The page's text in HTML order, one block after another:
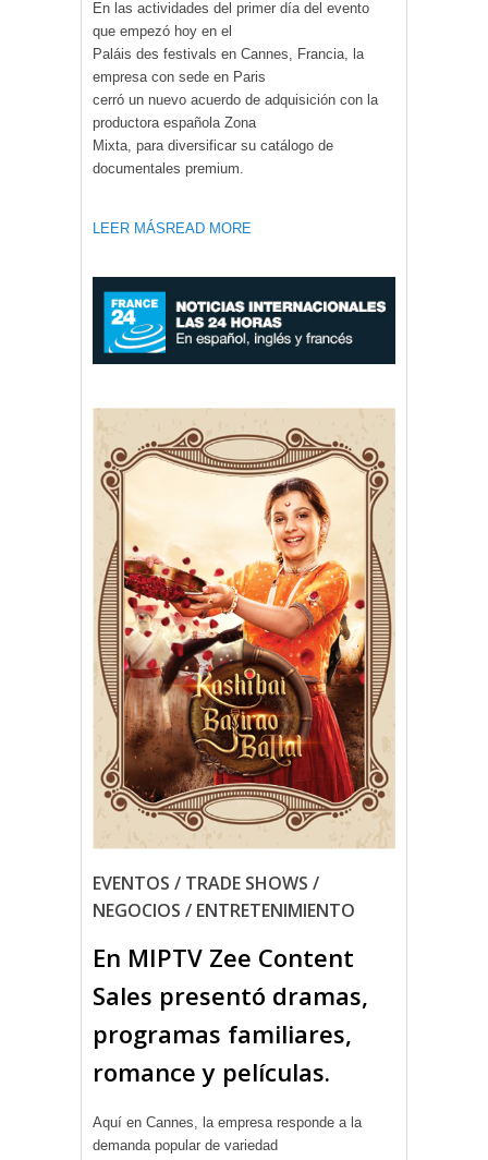
En las actividades del primer día del evento
que empezó hoy en el
Paláis des festivals en Cannes, Francia, la
empresa con sede en Paris
cerró un nuevo acuerdo de adquisición con la
productora española Zona
Mixta, para diversificar su catálogo de
documentales premium.
LEER MÁS READ MORE
EVENTOS / TRADE SHOWS /
NEGOCIOS / ENTRETENIMIENTO
En MIPTV Zee Content
Sales presentó dramas,
programas familiares,
romance y películas.
Aquí en Cannes, la empresa responde a la
demanda popular de variedad